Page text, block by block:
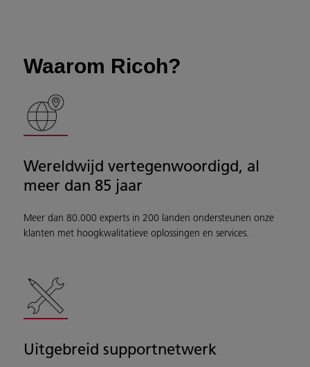
Waarom Ricoh?
Wereldwijd vertegenwoordigd, al
meer dan 85 jaar
Meer dan 80.000 experts in 200 landen ondersteunen onze
klanten met hoogkwalitatieve oplossingen en services.
Uitgebreid supportnetwerk